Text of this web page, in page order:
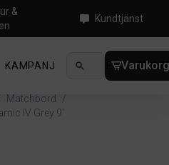
&
Kundtjänst
KAMPANJ NYHETER
Matchbord
/
IV Grey 9’